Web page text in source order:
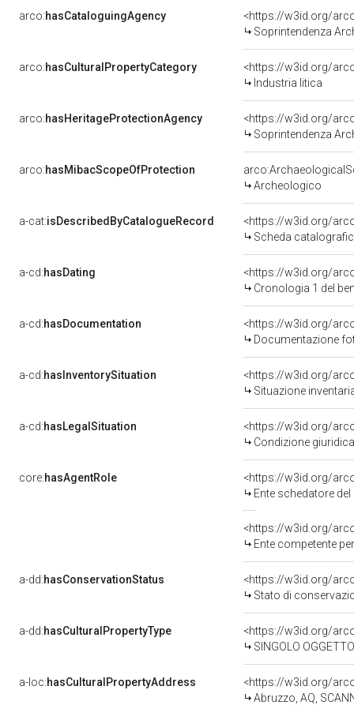
arco:hasCataloguingAgency
<https://w3id.org/
Soprintendenza
arco:hasCulturalPropertyCategory
<https://w3id.org/
Industria litica
arco:hasHeritageProtectionAgency
<https://w3id.org/
Soprintendenza
arco:hasMibacScopeOfProtection
Archeologico
a-cat:isDescribedByCatalogueRecord
<https://w3id.org/
Scheda
a-cd:hasDating
<https://w3id.org/
Cronologia 1 del
a-cd:hasDocumentation
Documentazione
a-cd:hasInventorySituation
<https://w3id.org/
Situazione
a-cd:hasLegalSituation
Condizione
core:hasAgentRole
<https://w3id.org/
Ente schedatore del bene
<https://w3id.org/
Ente competente per tutela
a-dd:hasConservationStatus
Stato di
a-dd:hasCulturalPropertyType
<https://w3id.org/
SINGOLO
a-loc:hasCulturalPropertyAddress
<https://w3id.org/
Abruzzo, AQ,